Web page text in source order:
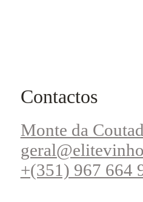
Contactos
Monte da
+(351) 967 664